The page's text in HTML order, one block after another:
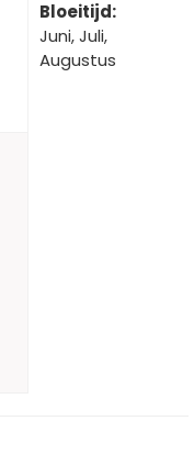
Bloeitijd:
Juni, Juli,
Augustus